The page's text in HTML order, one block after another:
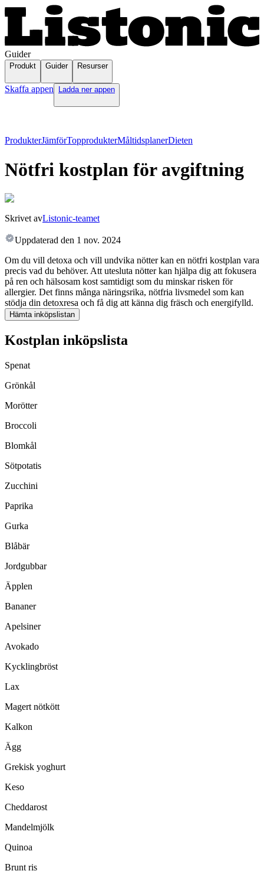
Guider
Produkt Guider Resurser
Skaffa appen Ladda ner appen
ProdukterJämförTopprodukterMåltidsplanerDieten
Nötfri kostplan för avgiftning
Skrivet avListonic-teamet
Uppdaterad den 1 nov. 2024
Om du vill detoxa och vill undvika nötter kan en nötfri kostplan vara
precis vad du behöver. Att utesluta nötter kan hjälpa dig att fokusera
på ren och hälsosam kost samtidigt som du minskar risken för
allergier. Det finns många näringsrika, nötfria livsmedel som kan
stödja din detoxresa och få dig att känna dig fräsch och energifylld.
Hämta inköpslistan
Kostplan inköpslista
Spenat
Grönkål
Morötter
Broccoli
Blomkål
Sötpotatis
Zucchini
Paprika
Gurka
Blåbär
Jordgubbar
Äpplen
Bananer
Apelsiner
Avokado
Kycklingbröst
Lax
Magert nötkött
Kalkon
Ägg
Grekisk yoghurt
Keso
Cheddarost
Mandelmjölk
Quinoa
Brunt ris